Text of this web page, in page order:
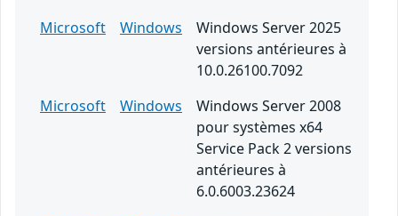
Microsoft
Windows
Windows Server 2025
versions antérieures à
10.0.26100.7092
Microsoft
Windows
Windows Server 2008
pour systèmes x64
Service Pack 2 versions
antérieures à
6.0.6003.23624